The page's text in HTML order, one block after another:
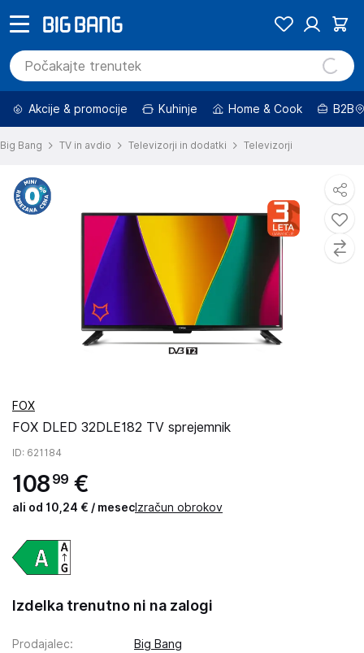
Akcije & promocije Kuhinje Home & Cook B2B
Big Bang TV in avdio Televizorji in dodatki Televizorji
FOX
FOX DLED 32DLE182 TV sprejemnik
ID: 621184
108 99 €
ali od 10,24 € / mesec Izračun obrokov
Izdelka trenutno ni na zalogi
Prodajalec:
Big Bang